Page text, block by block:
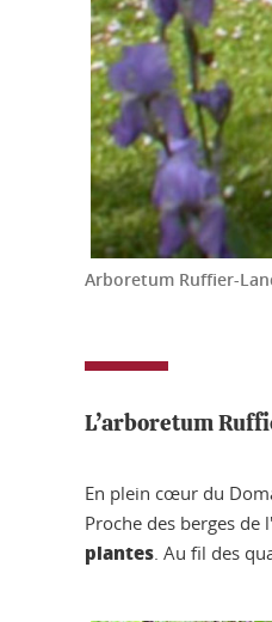
Arboretum Ruffier-
L’arboretum
En plein cœur du
Proche des berges
plantes . Au fil des